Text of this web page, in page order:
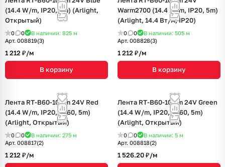
(14.4 W/m, IP20, 5m) (Arlight,
Открытый)
0 0 В наличии: 825 м
Арт. 008819(3)
1 212 ₽/м
В корзину
Warm2700 (14.4 W/m, IP20, 5m)
(Arlight, 14.4 Вт/м, IP20)
0 0 В наличии: 505 м
Арт. 008828(3)
1 212 ₽/м
В корзину
Лента RT-B60-10mm 24V Red
(14.4 W/m, IP20, 5060, 5m)
(Arlight, Открытый)
0 0 В наличии: 275 м
Арт. 008817(2)
1 212 ₽/м
Лента RT-B60-10mm 24V Green
(14.4 W/m, IP20, 5060, 5m)
(Arlight, Открытый)
0 0 В наличии: 5 м
Арт. 008818(2)
1 526.20 ₽/м